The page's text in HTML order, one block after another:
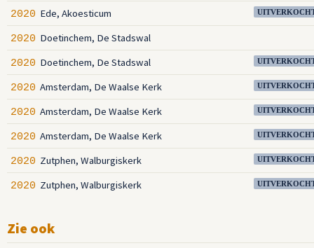
2020 Ede, Akoesticum
2020 Doetinchem, De Stadswal
2020 Doetinchem, De Stadswal
2020 Amsterdam, De Waalse Kerk
2020 Amsterdam, De Waalse Kerk
2020 Amsterdam, De Waalse Kerk
2020 Zutphen, Walburgiskerk
2020 Zutphen, Walburgiskerk
Zie ook